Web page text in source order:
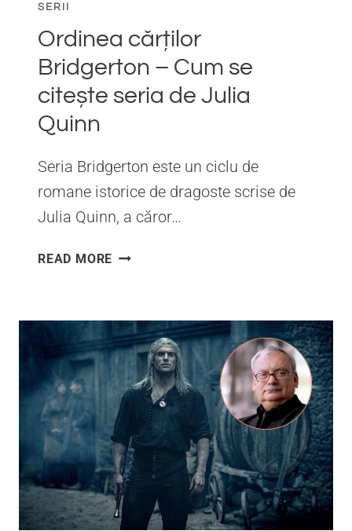
SERII
Ordinea cărților
Bridgerton – Cum se
citește seria de Julia
Quinn
Seria Bridgerton este un ciclu de
romane istorice de dragoste scrise de
Julia Quinn, a căror…
READ MORE ORDINEA
CUM
SE
CITEȘTE
SERIA
DE
JULIA
QUINN